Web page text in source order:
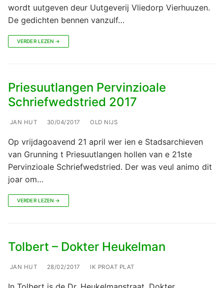
wordt uutgeven deur Uutgeverij Vliedorp Vierhuuzen.
De gedichten bennen vanzulf…
VERDER LEZEN →
Priesuutlangen Pervinzioale
Schriefwedstried 2017
JAN HUT 30/04/2017 OLD NIJS
Op vrijdagoavend 21 april wer ien e Stadsarchieven
van Grunning t Priesuutlangen hollen van e 21ste
Pervinzioale Schriefwedstried. Der was veul animo dit
joar om…
VERDER LEZEN →
Tolbert – Dokter Heukelman
JAN HUT 28/02/2017 IK PROAT PLAT